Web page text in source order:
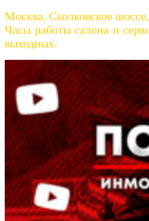
Москва, Сколковское
Часы работы салона и
выходных.